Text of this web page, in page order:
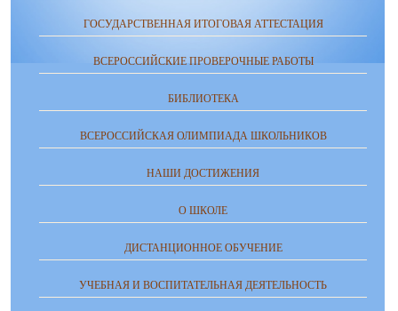
ГОСУДАРСТВЕННАЯ ИТОГОВАЯ АТТЕСТАЦИЯ
ВСЕРОССИЙСКИЕ ПРОВЕРОЧНЫЕ РАБОТЫ
БИБЛИОТЕКА
ВСЕРОССИЙСКАЯ ОЛИМПИАДА ШКОЛЬНИКОВ
НАШИ ДОСТИЖЕНИЯ
О ШКОЛЕ
ДИСТАНЦИОННОЕ ОБУЧЕНИЕ
УЧЕБНАЯ И ВОСПИТАТЕЛЬНАЯ ДЕЯТЕЛЬНОСТЬ